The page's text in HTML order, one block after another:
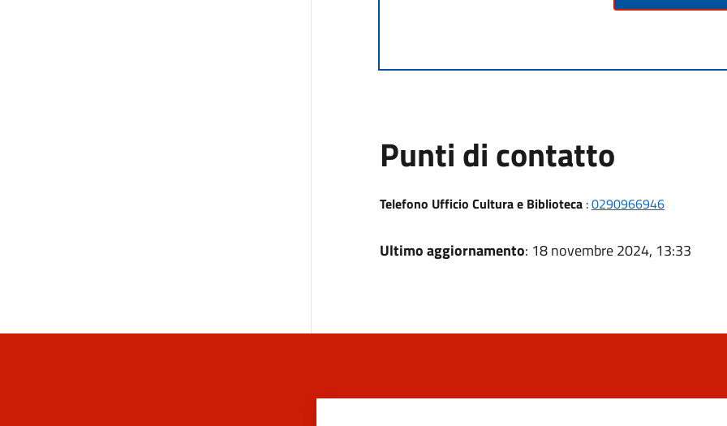
Punti di contatto
Telefono Ufficio Cultura e Biblioteca:0290966946
Ultimo aggiornamento: 18 novembre 2024, 13:33